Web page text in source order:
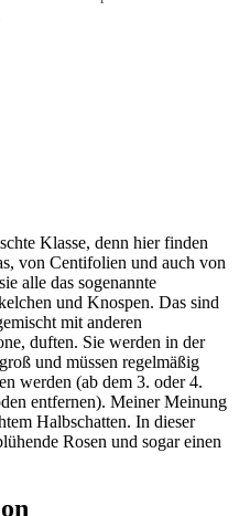
Klasse, denn hier finden
von Centifolien und auch von
alle das sogenannte
und Knospen. Das sind
mit anderen
duften. Sie werden in der
und müssen regelmäßig
werden (ab dem 3. oder 4.
entfernen). Meiner Meinung
Halbschatten. In dieser
Rosen und sogar einen